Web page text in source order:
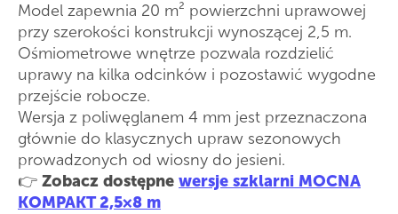
Model zapewnia 20 m² powierzchni uprawowej
przy szerokości konstrukcji wynoszącej 2,5 m.
Ośmiometrowe wnętrze pozwala rozdzielić
uprawy na kilka odcinków i pozostawić wygodne
przejście robocze.
Wersja z poliwęglanem 4 mm jest przeznaczona
głównie do klasycznych upraw sezonowych
prowadzonych od wiosny do jesieni.
👉 Zobacz dostępne wersje szklarni MOCNA
KOMPAKT 2,5×8 m